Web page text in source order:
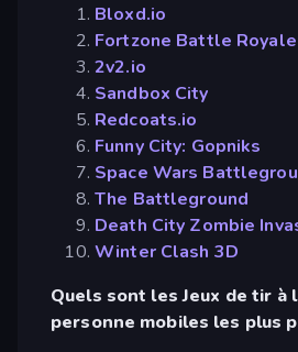
Bloxd.io
Fortzone Battle Royale
2v2.io
Sandbox City
Redcoats.io
Funny City: Gopniks
Space Wars
The Battleground
Death City Zombie
Winter Clash 3D
Quels sont les Jeux de tir à
personne mobiles les plus